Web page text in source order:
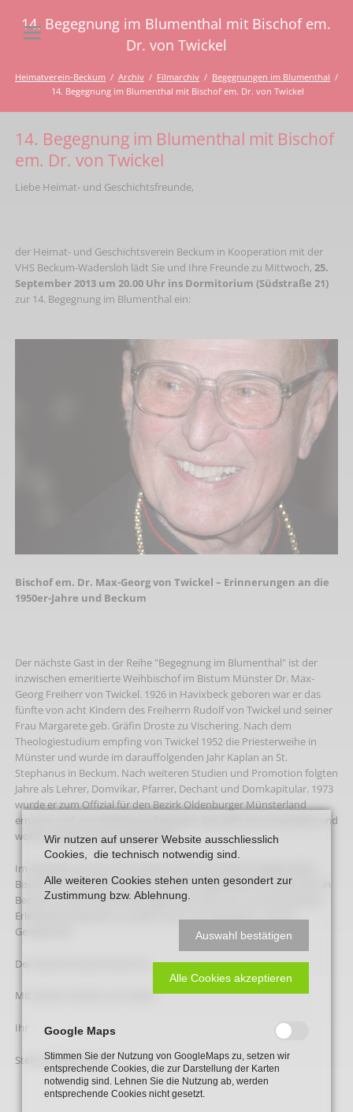
14. Begegnung im Blumenthal mit Bischof em.
Dr. von Twickel
Heimatverein-Beckum Archiv Filmarchiv
Begegnungen im Blumenthal
14. Begegnung im Blumenthal mit Bischof em. Dr. von Twickel
14. Begegnung im Blumenthal mit Bischof
em. Dr. von Twickel
Liebe Heimat- und Geschichtsfreunde,
der Heimat- und Geschichtsverein Beckum in Kooperation mit der
VHS Beckum-Wadersloh lädt Sie und Ihre Freunde zu Mittwoch, 25.
September 2013 um 20.00 Uhr ins Dormitorium (Südstraße 21)
zur 14. Begegnung im Blumenthal ein:
Bischof em. Dr. Max-Georg von Twickel – Erinnerungen an die
1950er-Jahre und Beckum
Der nächste Gast in der Reihe "Begegnung im Blumenthal" ist der
inzwischen emeritierte Weihbischof im Bistum Münster Dr. Max-
Georg Freiherr von Twickel. 1926 in Havixbeck geboren war er das
fünfte von acht Kindern des Freiherrn Rudolf von Twickel und seiner
Frau Margarete geb. Gräfin Droste zu Vischering. Nach dem
Theologiestudium empfing von Twickel 1952 die Priesterweihe in
Münster und wurde im darauffolgenden Jahr Kaplan an St.
Stephanus in Beckum. Nach weiteren Studien und Promotion folgten
Jahre als Lehrer, Domvikar, Pfarrer, Dechant und Domkapitular. 1973
wurde er zum Offizial für den Bezirk Oldenburger Münsterland
ernannt und zum Weihbischof geweiht. Seit 2001 ist er emeritiert und
wohnt auf Gut Stovern bei Rheine.
Im Gespräch mit der VHS-Leiterin Christa Paschert-Engelke blickt
Bischof von Twickel besonders auf die 1950er-Jahre und seine Zeit in
Beckum zurück. Die Erinnerungen sind nicht nur von persönlichen
Erlebnissen bestimmt, sondern auch vom Wandel in unserer
Gesellschaft.
Der Eintritt ist wie immer frei.
Mit besten Grüßen aus Holter,
Ihr
Stefan Wittenbrink
Wir nutzen auf unserer Website ausschliesslich
Cookies, die technisch notwendig sind.
Alle weiteren Cookies stehen unten gesondert zur
Zustimmung bzw. Ablehnung.
Auswahl bestätigen
Alle Cookies akzeptieren
Google Maps
Stimmen Sie der Nutzung von GoogleMaps zu, setzen wir
entsprechende Cookies, die zur Darstellung der Karten
notwendig sind. Lehnen Sie die Nutzung ab, werden
entsprechende Cookies nicht gesetzt.